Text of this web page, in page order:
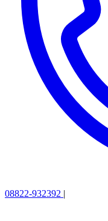
08822-932392 |